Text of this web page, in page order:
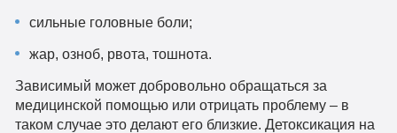
сильные головные боли;
жар, озноб, рвота, тошнота.
Зависимый может добровольно обращаться за
медицинской помощью или отрицать проблему – в
таком случае это делают его близкие. Детоксикация на